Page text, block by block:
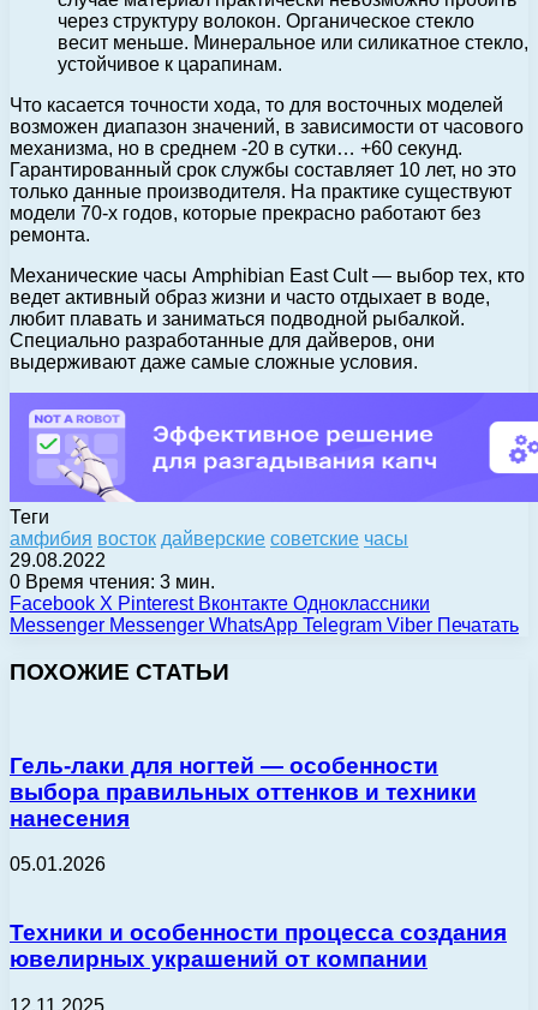
через структуру волокон. Органическое стекло
весит меньше. Минеральное или силикатное стекло,
устойчивое к царапинам.
Что касается точности хода, то для восточных моделей
возможен диапазон значений, в зависимости от часового
механизма, но в среднем -20 в сутки… +60 секунд.
Гарантированный срок службы составляет 10 лет, но это
только данные производителя. На практике существуют
модели 70-х годов, которые прекрасно работают без
ремонта.
Механические часы Amphibian East Cult — выбор тех, кто
ведет активный образ жизни и часто отдыхает в воде,
любит плавать и заниматься подводной рыбалкой.
Специально разработанные для дайверов, они
выдерживают даже самые сложные условия.
Теги
амфибия восток дайверские советские часы
29.08.2022
0 Время чтения: 3 мин.
Facebook X Pinterest Вконтакте Одноклассники
Messenger Messenger WhatsApp Telegram Viber Печатать
ПОХОЖИЕ СТАТЬИ
Гель-лаки для ногтей — особенности
выбора правильных оттенков и техники
нанесения
05.01.2026
Техники и особенности процесса создания
ювелирных украшений от компании
12.11.2025